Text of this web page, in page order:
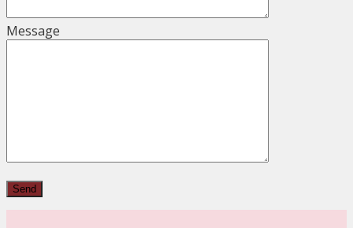
Message